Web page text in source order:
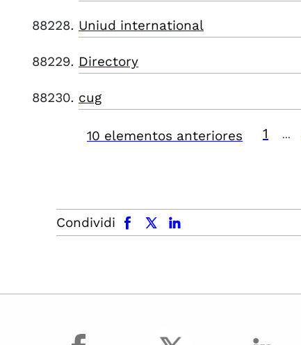
Uniud international
Directory
cug
10 elementos anteriores 1
Condividi
facebook x.com linkedin
facebook